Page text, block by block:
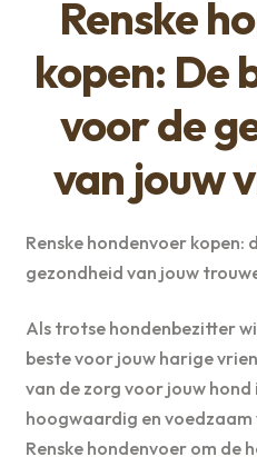
Privacybeleid
Over ons
Renske
kopen: De
voor de
van jouw
Renske hondenvoer kopen:
gezondheid van jouw
Als trotse hondenbezitter
beste voor jouw harige
van de zorg voor jouw hond
hoogwaardig en voedzaam
Renske hondenvoer om de